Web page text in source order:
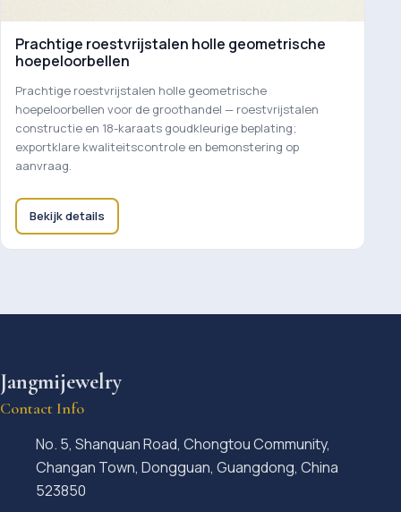
Prachtige roestvrijstalen holle geometrische
hoepeloorbellen
Prachtige roestvrijstalen holle geometrische
hoepeloorbellen voor de groothandel — roestvrijstalen
constructie en 18-karaats goudkleurige beplating;
exportklare kwaliteitscontrole en bemonstering op
aanvraag.
Bekijk details
Jangmijewelry
Contact Info
No. 5, Shanquan Road, Chongtou Community,
Changan Town, Dongguan, Guangdong, China
523850